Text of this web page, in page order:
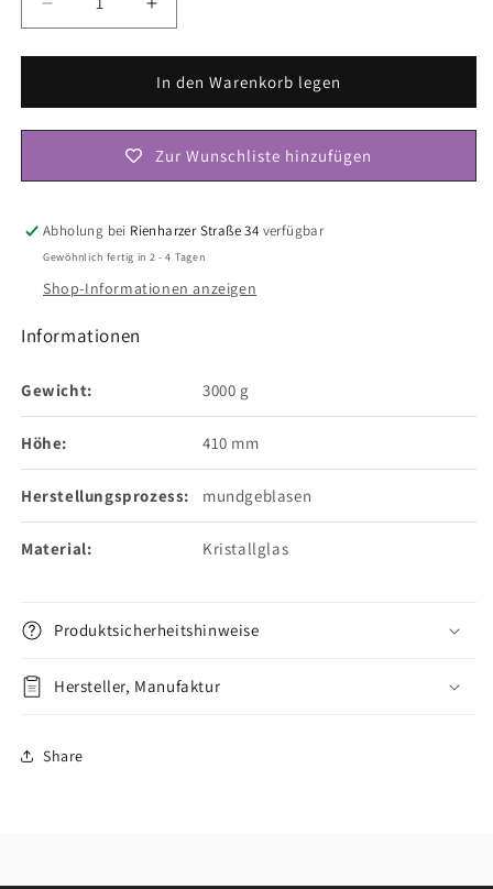
Verringere
die
Menge
OertelCrystal
Bodenvase
–
Farbe
Smoke
–
cm
Erhöhe
die
Menge
für
OertelCrystal
Bodenvase
Ginkgo
–
Farbe
Smoke
–
In den Warenkorb legen
Zur Wunschliste hinzufügen
Abholung bei Rienharzer Straße 34 verfügbar
Gewöhnlich fertig in 2 - 4 Tagen
Shop-Informationen anzeigen
Informationen
Gewicht: 3000 g
Höhe: 410 mm
Herstellungsprozess: mundgeblasen
Material: Kristallglas
Produktsicherheitshinweise
Hersteller, Manufaktur
Share